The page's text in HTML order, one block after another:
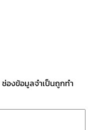
ช่องข้อมูลจำเป็นถูกทำ